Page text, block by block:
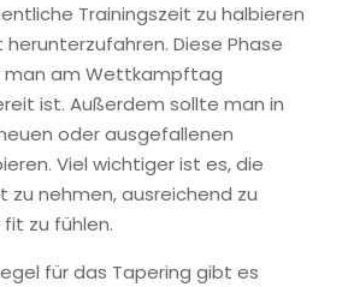
Trainingszeit zu halbieren
Diese Phase
man am Wettkampftag
ist. Außerdem sollte man in
oder ausgefallenen
Viel wichtiger ist es, die
zu nehmen, ausreichend zu
zu fühlen.
für das Tapering gibt es